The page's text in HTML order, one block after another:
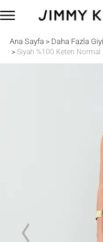
Ana Sayfa > Daha Fazla
> Siyah %100 Keten Normal